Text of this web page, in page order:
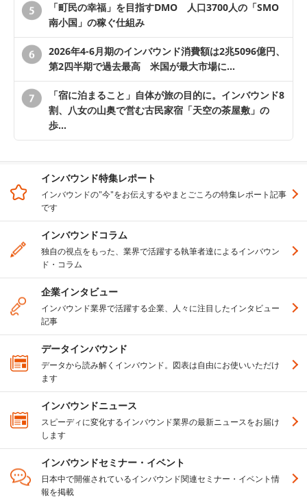
「町民の幸福」を目指すDMO 人口3700人の「SMO
南小国」の稼ぐ仕組み
2026年4-6月期のインバウンド消費額は2兆5096億円、
第2四半期で過去最高 米国が最大市場に…
「宿に泊まること」自体が旅の目的に。インバウンド8
割、八女の山奥で営む古民家宿「天空の茶屋敷」の
歩…
インバウンド特集レポート
インバウンドの"今"をお伝えするやまとごころの特集レポート記事
です
インバウンドコラム
独自の視点をもった、業界で活躍する執筆者達によるインバウン
ド・コラム
企業インタビュー
インバウンド業界で活躍する企業、人々に注目したインタビュー
記事
データインバウンド
データから読み解くインバウンド。図表は自由にお使いいただけ
ます
インバウンドニュース
スピーディに変化するインバウンド業界の最新ニュースをお届け
します
インバウンドセミナー・イベント
日本中で開催されているインバウンド関連セミナー・イベント情
報を掲載